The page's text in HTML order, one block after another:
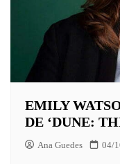
EMILY
DE ‘DUNE:
Ana Guedes 04/